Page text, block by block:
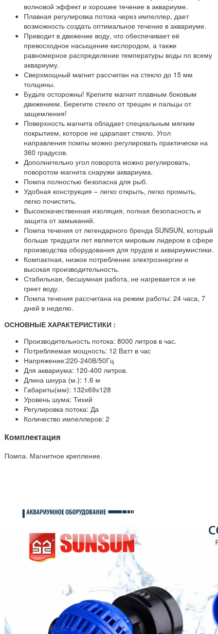
волновой эффект и хорошее течение в аквариуме.
Плавная регулировка потока через импеллер, дает
возможность создать оптимальное течение в аквариуме.
Приводит в движение воду, что обеспечивает её
превосходное насыщение кислородом, а также
равномерное распределение температуры воды по всему
аквариуму.
Сверхмощный магнит рассчитан на стекло до 15 мм
толщины.
Будьте осторожны! Крепите магнит плавным боковым
движением. Берегите стекло от трещин и пальцы от
защемления!
Поверхность магнита обладает специальным мягким
покрытием, которое не царапает стекло. Угол
направления помпы можно регулировать практически на
360 градусов.
Дополнительно угол поворота можно регулировать,
поворотом магнита снаружи аквариума.
Помпа полностью безопасна для рыб.
Удобная конструкция – легко открыть, легко промыть,
легко почистить.
Высококачественная изоляция, полная безопасность и
защита от замыканий.
Помпа течения от легендарного бренда SUNSUN, который
больше тридцати лет является мировым лидером в сфере
производства оборудования для прудов и аквариумистики.
Компактная, низкое потребление электроэнергии и
высокая производительность.
Стабильная, бесшумная работа, не нагревается и не
греет воду.
Помпа течения рассчитана на режим работы: 24 часа, 7
дней в неделю.
ОСНОВНЫЕ ХАРАКТЕРИСТИКИ :
Производительность потока: 8000 литров в час.
Потребляемая мощность: 12 Ватт в час
Напряжение:220-240В/50Гц
Для аквариума: 120-400 литров.
Длина шнура (м.): 1.6 м
Габариты(мм): 132х69х128
Уровень шума: Тихий
Регулировка потока: Да
Количество импеллеров: 2
Комплектация
Помпа. Магнитное крепление.